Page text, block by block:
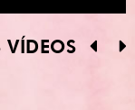
VÍDEOS